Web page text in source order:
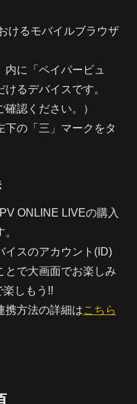
けるモバイルブラウザ
に「ペイパービュ
るデバイスです。
認ください。）
の「三」マークをタ
ONLINE LIVEの購入
イスのアカウント(ID)
とで大画面でお楽しみ
楽しもう!!
携方法の詳細はこちら